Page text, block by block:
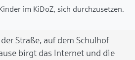
im KiDoZ, sich durchzusetzen.
Straße, auf dem Schulhof
birgt das Internet und die